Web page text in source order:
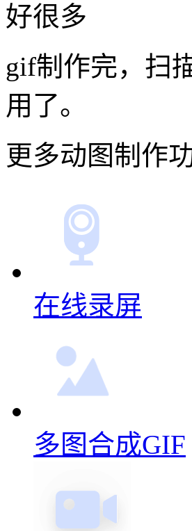
好很多
gif制作完，扫
用了。
更多动图制作
在线录屏
多图合成GIF